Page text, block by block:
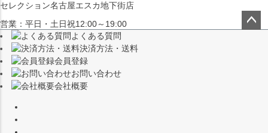
セレクション名古屋エスカ地下街店
営業：平日・土日祝12:00～19:00
（※15:00～16:00はメンテナンスのためクローズ）
〒453-0015
愛知県名古屋市中村区椿町６−９先
MAP
SHOP
よくある質問
決済方法・送料
会員登録
お問い合わせ
会社概要